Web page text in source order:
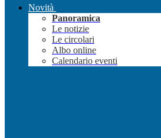
Novità
Panoramica
Le notizie
Le circolari
Albo online
Calendario eventi